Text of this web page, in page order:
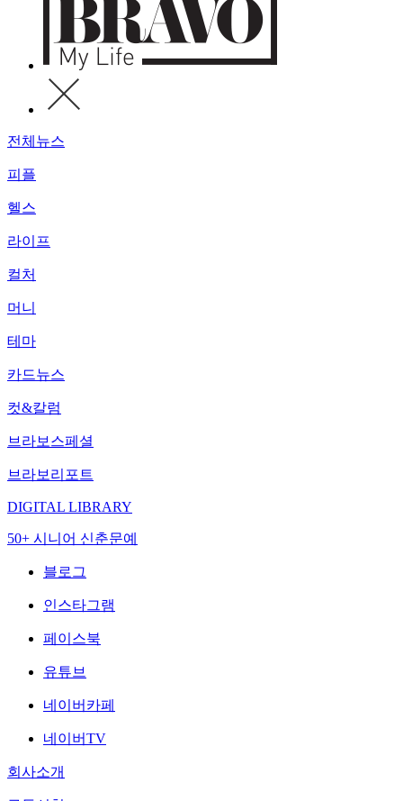
전체뉴스
피플
헬스
라이프
컬처
머니
테마
카드뉴스
컷&칼럼
브라보스페셜
브라보리포트
DIGITAL LIBRARY
50+ 시니어 신춘문예
블로그
인스타그램
페이스북
유튜브
네이버카페
네이버TV
회사소개